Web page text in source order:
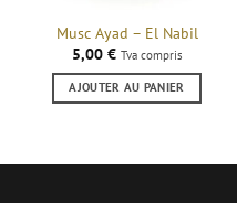
Musc Ayad – El Nabil
5,00 € Tva compris
AJOUTER AU PANIER